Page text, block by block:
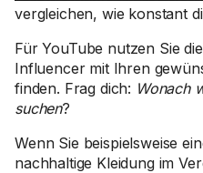
vergleichen, wie konstant
Für YouTube nutzen Sie
Influencer mit Ihren
finden. Frag dich: Wonach
suchen?
Wenn Sie beispielsweise
nachhaltige Kleidung im